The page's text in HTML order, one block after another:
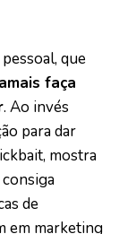
que
faça
. Ao invés
para dar
mostra
de
em marketing